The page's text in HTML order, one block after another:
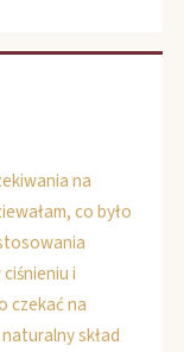
na
co było
i
czekać na
skład